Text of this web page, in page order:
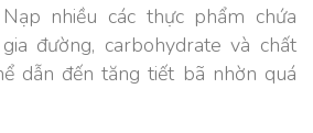
Nạp nhiều các thực phẩm chứa
đường, carbohydrate và chất
dẫn đến tăng tiết bã nhờn quá